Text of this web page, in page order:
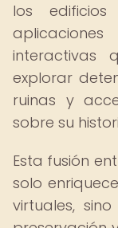
los edificios
interactivas
explorar
ruinas y
sobre su
Esta fusión
solo
virtuales,